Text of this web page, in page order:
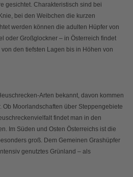
gesichtet. Charakteristisch sind bei
bei den Weibchen die kurzen
werden können die adulten Hüpfer von
oder Großglockner – in Österreich findet
den tiefsten Lagen bis in Höhen von
Arten bekannt, davon kommen
Ob Moorlandschaften über Steppengebiete
findet man in den
Im Süden und Osten Österreichs ist die
groß. Dem Gemeinen Grashüpfer
genutztes Grünland – als